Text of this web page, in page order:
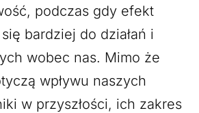
podczas gdy efekt
bardziej do działań i
wobec nas. Mimo że
wpływu naszych
w przyszłości, ich zakres